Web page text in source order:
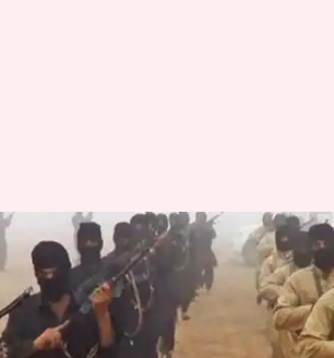
स्ट्राइक के बाद
में ट्रेनिंग ले रहे
आतंकी
2019 11:55 am